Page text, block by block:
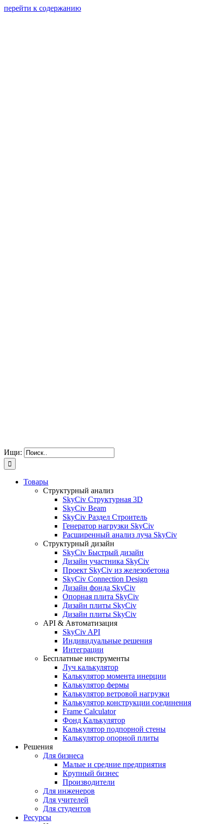
перейти к содержанию
Ищи:
Товары
Структурный анализ
SkyCiv Структурная 3D
SkyCiv Beam
SkyCiv Раздел Строитель
Генератор нагрузки SkyCiv
Расширенный анализ луча SkyCiv
Структурный дизайн
SkyCiv Быстрый дизайн
Дизайн участника SkyCiv
Проект SkyCiv из железобетона
SkyCiv Connection Design
Дизайн фонда SkyCiv
Опорная плита SkyCiv
Дизайн плиты SkyCiv
Дизайн плиты SkyCiv
API & Автоматизация
SkyCiv API
Индивидуальные решения
Интеграции
Бесплатные инструменты
Луч калькулятор
Калькулятор момента инерции
Калькулятор фермы
Калькулятор ветровой нагрузки
Калькулятор конструкции соединения
Frame Calculator
Фонд Калькулятор
Калькулятор подпорной стены
Калькулятор опорной плиты
Решения
Для бизнеса
Малые и средние предприятия
Крупный бизнес
Производители
Для инженеров
Для учителей
Для студентов
Ресурсы